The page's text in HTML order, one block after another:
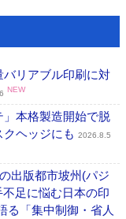
リアブル印刷に対
NEW
本格製造開始で脱
ヘッジにも 2026.8.5
出版都市坡州(パジ
足に悩む日本の印
る「集中制御・省人